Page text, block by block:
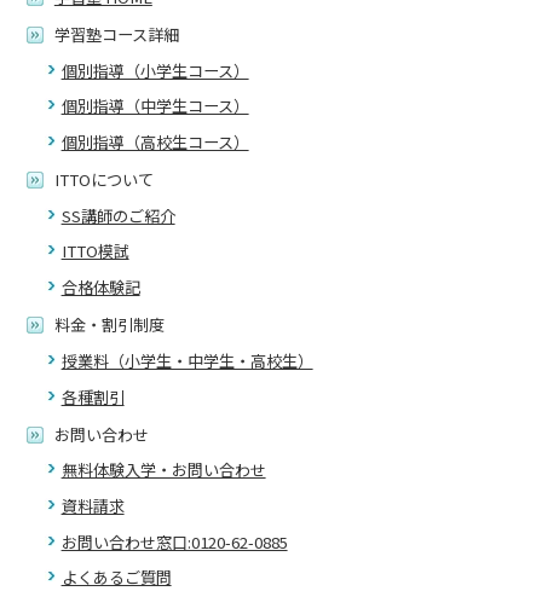
学習塾コース詳細
個別指導（小学生コース）
個別指導（中学生コース）
個別指導（高校生コース）
ITTOについて
SS講師のご紹介
ITTO模試
合格体験記
料金・割引制度
授業料（小学生・中学生・高校生）
各種割引
お問い合わせ
無料体験入学・お問い合わせ
資料請求
お問い合わせ窓口:0120-62-0885
よくあるご質問